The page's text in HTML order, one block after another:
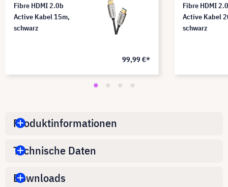
Fibre HDMI 2.0b
Active Kabel 15m,
schwarz
99,99 €*
Fibre HDMI
Active Kabel
schwarz
Produktinformationen
Technische Daten
Downloads